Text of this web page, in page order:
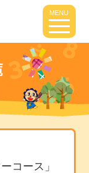
MENU
コース」